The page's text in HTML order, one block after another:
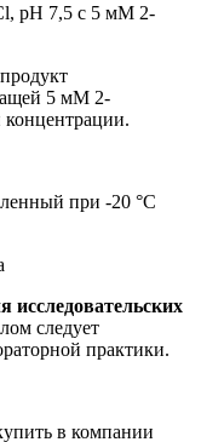
рН 7,5 с 5 мМ 2-
5 мМ 2-
концентрации.
при -20 °C
исследовательских
следует
практики.
в компании